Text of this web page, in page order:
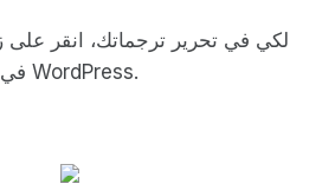
لكي في تحرير ترجماتك، انقر على
على Weglot في إدارة WordPress.